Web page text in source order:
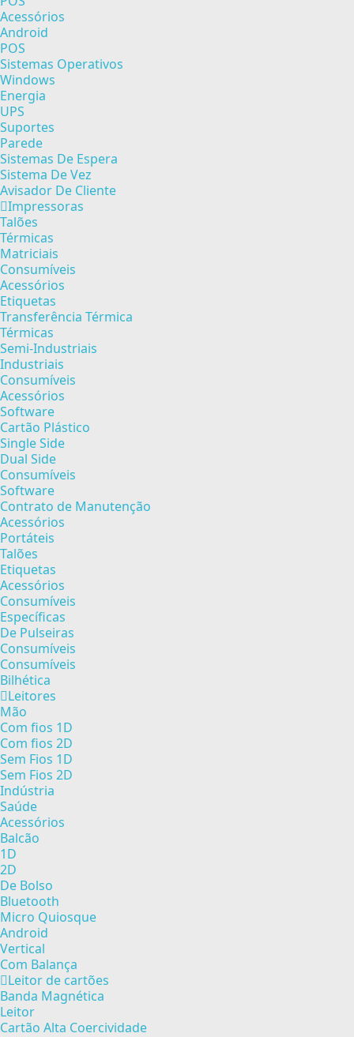
Acessórios
Android
POS
Sistemas Operativos
Windows
Energia
UPS
Suportes
Parede
Sistemas De Espera
Sistema De Vez
Avisador De Cliente
Impressoras
Talões
Térmicas
Matriciais
Consumíveis
Acessórios
Etiquetas
Transferência Térmica
Térmicas
Semi-Industriais
Industriais
Consumíveis
Acessórios
Software
Cartão Plástico
Single Side
Dual Side
Consumíveis
Software
Contrato de Manutenção
Acessórios
Portáteis
Talões
Etiquetas
Acessórios
Consumíveis
Específicas
De Pulseiras
Consumíveis
Consumíveis
Bilhética
Leitores
Mão
Com fios 1D
Com fios 2D
Sem Fios 1D
Sem Fios 2D
Indústria
Saúde
Acessórios
Balcão
1D
2D
De Bolso
Bluetooth
Micro Quiosque
Android
Vertical
Com Balança
Leitor de cartões
Banda Magnética
Leitor
Cartão Alta Coercividade